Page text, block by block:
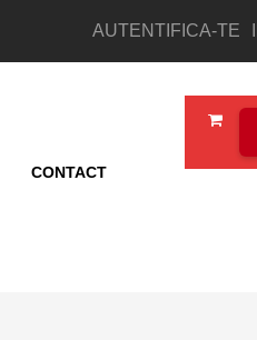
AUTENTIFICA-TE
CONTACT